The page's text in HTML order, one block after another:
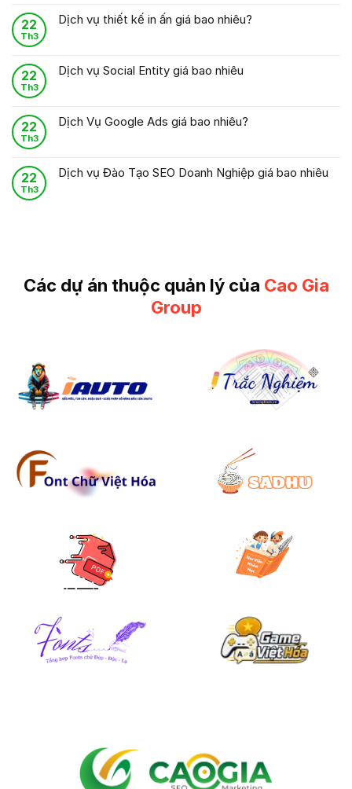
22
Th3
Dịch vụ thiết kế in ấn giá bao nhiêu?
22
Th3
Dịch vụ Social Entity giá bao nhiêu
22
Th3
Dịch Vụ Google Ads giá bao nhiêu?
22
Th3
Dịch vụ Đào Tạo SEO Doanh Nghiệp giá bao nhiêu
Các dự án thuộc quản lý của Cao Gia
Group